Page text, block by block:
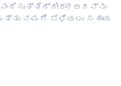
ಅದನ್ನು
ನಮಗೆ ಬೆಳೆಯಲು ಸಹಾಯ